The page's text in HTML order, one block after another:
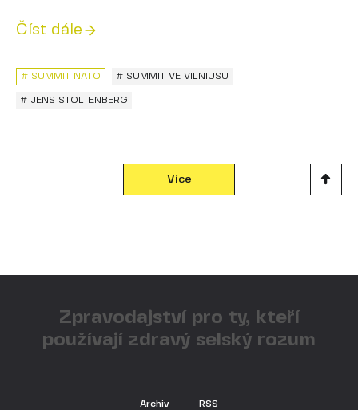
Číst dále
# SUMMIT VE VILNIUSU
# JENS STOLTENBERG
# SUMMIT NATO
Více
Zpravodajství pro ty, kteří
používají zdravý selský rozum
Archiv RSS